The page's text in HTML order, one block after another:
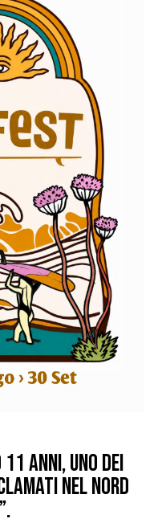
anni, uno dei
nel nord